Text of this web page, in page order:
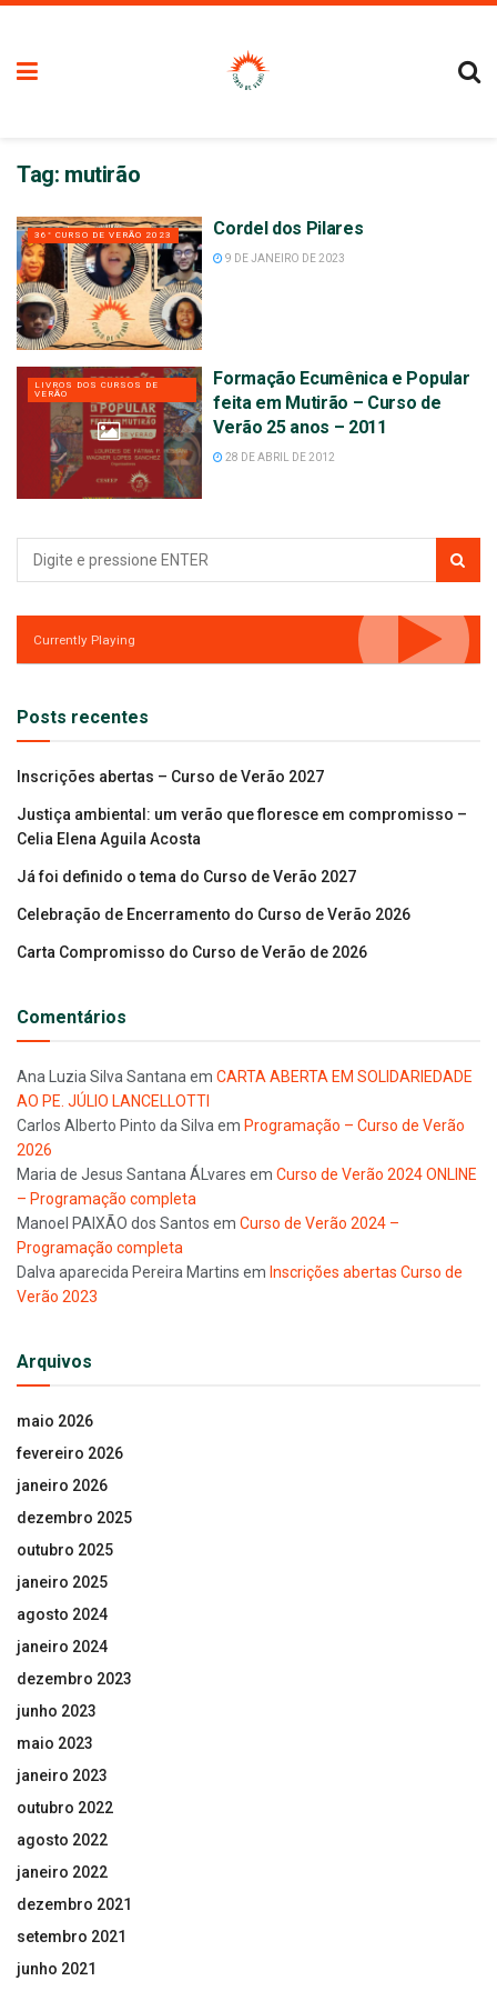
Tag: mutirão
36° CURSO DE VERÃO 2023 Cordel dos Pilares
9 DE JANEIRO DE 2023
LIVROS DOS CURSOS DE
VERÃO
Formação Ecumênica e Popular
feita em Mutirão – Curso de
Verão 25 anos – 2011
28 DE ABRIL DE 2012
Currently Playing
Posts recentes
Inscrições abertas – Curso de Verão 2027
Justiça ambiental: um verão que floresce em compromisso –
Celia Elena Aguila Acosta
Já foi definido o tema do Curso de Verão 2027
Celebração de Encerramento do Curso de Verão 2026
Carta Compromisso do Curso de Verão de 2026
Comentários
Ana Luzia Silva Santana em CARTA ABERTA EM SOLIDARIEDADE
AO PE. JÚLIO LANCELLOTTI
Carlos Alberto Pinto da Silva em Programação – Curso de Verão
2026
Maria de Jesus Santana ÁLvares em Curso de Verão 2024 ONLINE
– Programação completa
Manoel PAIXÃO dos Santos em Curso de Verão 2024 –
Programação completa
Dalva aparecida Pereira Martins em Inscrições abertas Curso de
Verão 2023
Arquivos
maio 2026
fevereiro 2026
janeiro 2026
dezembro 2025
outubro 2025
janeiro 2025
agosto 2024
janeiro 2024
dezembro 2023
junho 2023
maio 2023
janeiro 2023
outubro 2022
agosto 2022
janeiro 2022
dezembro 2021
setembro 2021
junho 2021